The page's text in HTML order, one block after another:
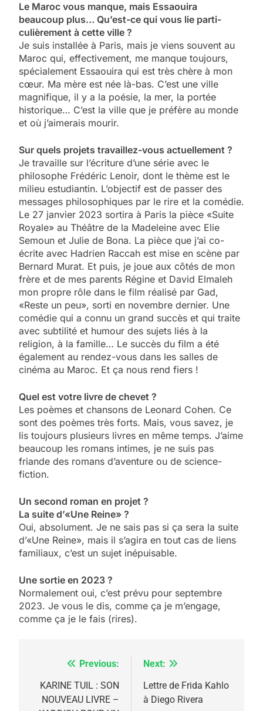
Le Maroc vous manque, mais Essaouira
beaucoup plus… Qu’est-ce qui vous lie parti-
culièrement à cette ville ?
Je suis installée à Paris, mais je viens souvent au
Maroc qui, effectivement, me manque toujours,
spécialement Essaouira qui est très chère à mon
cœur. Ma mère est née là-bas. C’est une ville
magnifique, il y a la poésie, la mer, la portée
historique… C’est la ville que je préfère au monde
et où j’aimerais mourir.
Sur quels projets travaillez-vous actuellement ?
Je travaille sur l’écriture d’une série avec le
philosophe Frédéric Lenoir, dont le thème est le
milieu estudiantin. L’objectif est de passer des
messages philosophiques par le rire et la comédie.
Le 27 janvier 2023 sortira à Paris la pièce «Suite
Royale» au Théâtre de la Madeleine avec Elie
Semoun et Julie de Bona. La pièce que j’ai co-
écrite avec Hadrien Raccah est mise en scène par
Bernard Murat. Et puis, je joue aux côtés de mon
frère et de mes parents Régine et David Elmaleh
mon propre rôle dans le film réalisé par Gad,
«Reste un peu», sorti en novembre dernier. Une
comédie qui a connu un grand succès et qui traite
avec subtilité et humour des sujets liés à la
religion, à la famille… Le succès du film a été
également au rendez-vous dans les salles de
cinéma au Maroc. Et ça nous rend fiers !
Quel est votre livre de chevet ?
Les poèmes et chansons de Leonard Cohen. Ce
sont des poèmes très forts. Mais, vous savez, je
lis toujours plusieurs livres en même temps. J’aime
beaucoup les romans intimes, je ne suis pas
friande des romans d’aventure ou de science-
fiction.
Un second roman en projet ?
La suite d’«Une Reine» ?
Oui, absolument. Je ne sais pas si ça sera la suite
d’«Une Reine», mais il s’agira en tout cas de liens
familiaux, c’est un sujet inépuisable.
Une sortie en 2023 ?
Normalement oui, c’est prévu pour septembre
2023. Je vous le dis, comme ça je m’engage,
comme ça je le fais (rires).
Navigation
de
Previous:
KARINE TUIL : SON
NOUVEAU LIVRE –
Next:
Lettre de Frida Kahlo
à Diego Rivera